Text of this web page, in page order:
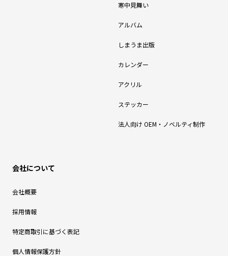
寒中見舞い
アルバム
しまうま出版
カレンダー
アクリル
ステッカー
法人向け OEM・ノベルティ制作
会社について
会社概要
採用情報
特定商取引に基づく表記
個人情報保護方針